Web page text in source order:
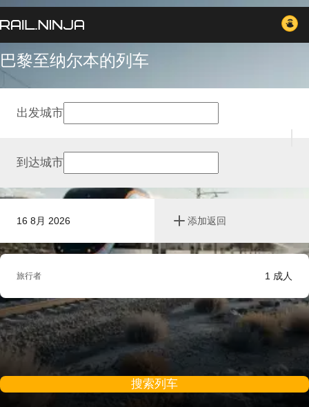
巴黎至纳尔本的列车
16 8月 2026 添加返回
出发城市
到达城市
旅行者 1 成人
搜索列车